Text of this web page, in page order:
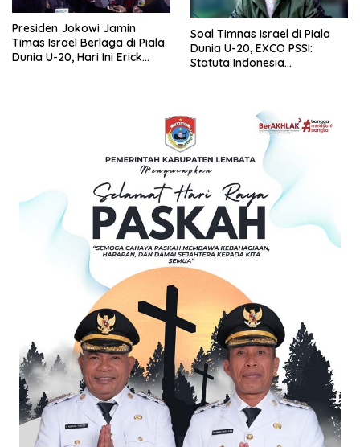
Presiden Jokowi Jamin
Timas Israel Berlaga di Piala
Dunia U-20, Hari Ini Erick
Soal Timnas Israel di Piala
Dunia U-20, EXCO PSSI:
Statuta Indonesia